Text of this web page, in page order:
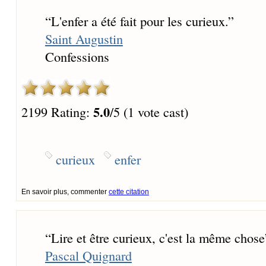
“L'enfer a été fait pour les curieux.”
Saint Augustin
Confessions
2199 Rating: 5.0/5 (1 vote cast)
curieux enfer
En savoir plus, commenter cette citation
“Lire et être curieux, c'est la même chose
Pascal Quignard